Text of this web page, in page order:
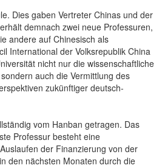
Dies gaben Vertreter Chinas und der
demnach zwei neue Professuren,
andere auf Chinesisch als
International der Volksrepublik China
nicht nur die wissenschaftliche
auch die Vermittlung des
zukünftiger deutsch-
vom Hanban getragen. Das
Professur besteht eine
der Finanzierung von der
den nächsten Monaten durch die